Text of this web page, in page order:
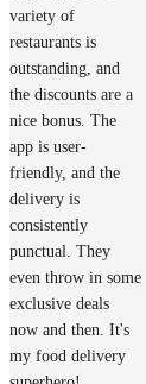
variety of
restaurants is
outstanding, and
the discounts are a
nice bonus. The
app is user-
friendly, and the
delivery is
consistently
punctual. They
even throw in some
exclusive deals
now and then. It's
my food delivery